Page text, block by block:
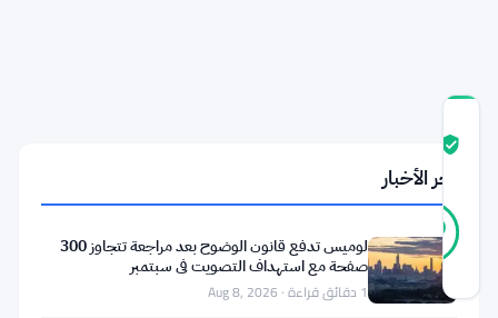
المجتمع
90
حقيقي
20
آخر تحديث 2 أشهر مضت
آخر الأخبار
لوميس تدفع قانون الوضوح بعد مراجعة تتجاوز 300
صفحة مع استهداف التصويت في سبتمبر
1 دقائق قراءة · Aug 8, 2026